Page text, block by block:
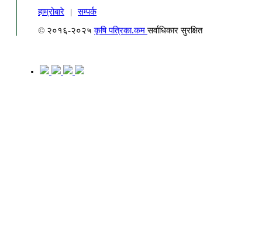
हाम्रोबारे |
सम्पर्क
© २०१६-२०२५कृषि पत्रिका.कमसर्वाधिकार सुरक्षित